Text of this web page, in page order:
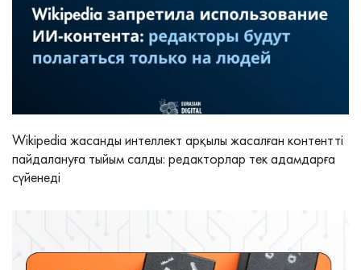
Wikipedia жасанды интеллект арқылы жасалған контентті
пайдалануға тыйым салды: редакторлар тек адамдарға
сүйенеді